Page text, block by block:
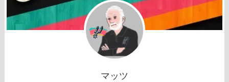
マッツ